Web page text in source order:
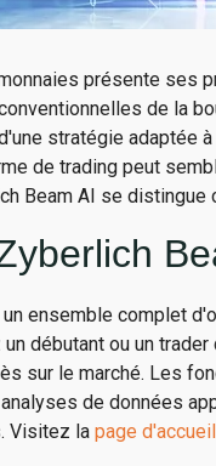
présente ses
de la
stratégie adaptée
de trading peut
Beam AI se
ensemble complet
débutant ou un
sur le marché. Les
de données
Visitez la page d'accueil